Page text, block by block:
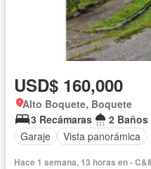
USD$ 160,000
Alto Boquete, Boquete
3 Recámaras
2 Baños
Garaje
Vista panorámica
Hace 1 semana, 13 horas en -